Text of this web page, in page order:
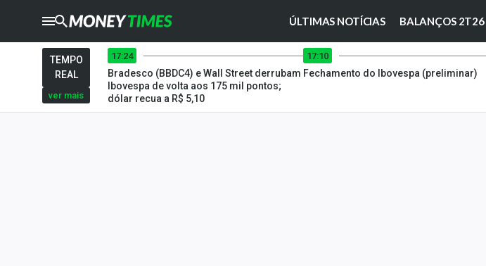
ÚLTIMAS NOTÍCIAS BALANÇOS 2T26
CRYPTOTIMES
TIMES
Ibovespa
TEMPO
REAL
ver mais
17:24
Bradesco (BBDC4) e Wall Street derrubam
Ibovespa de volta aos 175 mil pontos;
dólar recua a R$ 5,10
17:10
Fechamento do Ibovespa (preliminar)